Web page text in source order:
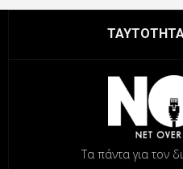
Τα πάντα για τον